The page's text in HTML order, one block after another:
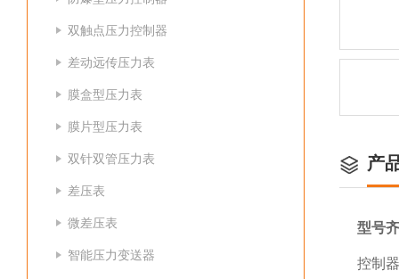
双触点压力控制器
差动远传压力表
膜盒型压力表
膜片型压力表
双针双管压力表
差压表
微差压表
智能压力变送器
产
型号
控制